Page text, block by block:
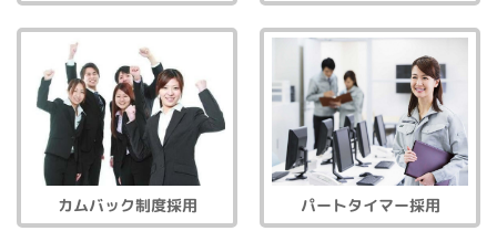
カムバック制度採用 パートタイマー採用